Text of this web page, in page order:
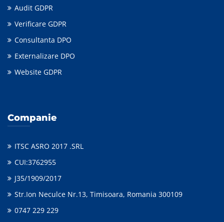
Audit GDPR
Verificare GDPR
Consultanta DPO
Externalizare DPO
Website GDPR
Companie
ITSC ASRO 2017 .SRL
CUI:3762955
J35/1909/2017
Str.Ion Neculce Nr.13, Timisoara, Romania 300109
0747 229 229